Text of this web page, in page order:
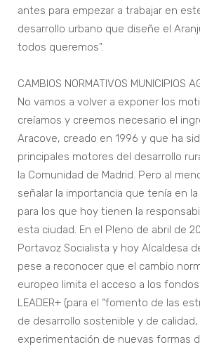
antes para empezar a trabajar en
desarrollo urbano que diseñe el
todos queremos”.
CAMBIOS NORMATIVOS MUNICIPIOS
No vamos a volver a exponer los
creíamos y creemos necesario el
Aracove, creado en 1996 y que ha
principales motores del desarrollo
la Comunidad de Madrid. Pero al
señalar la importancia que tenía en
para los que hoy tienen la
esta ciudad. En el Pleno de abril de
Portavoz Socialista y hoy Alcaldesa
pese a reconocer que el cambio
europeo limita el acceso a los
LEADER+ (para el “fomento de las
de desarrollo sostenible y de
experimentación de nuevas formas